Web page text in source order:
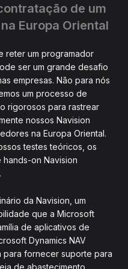
de um
Europa Oriental
reter um programador
ser um grande desafio
empresas. Não para nós
um processo de
rigorosos para rastrear
nossos Navision
na Europa Oriental.
testes teóricos, os
on Navision
da Navision, um
que a Microsoft
de aplicativos de
Dynamics NAV
fornecer suporte para
de abastecimento,